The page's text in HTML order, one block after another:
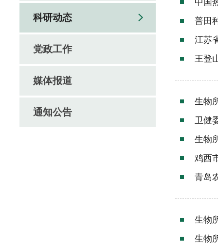
科研动态
党政工作
媒体报道
通知公告
普田
江苏
王登
生物
卫健
生物
鸡西
青岛
生物
生物